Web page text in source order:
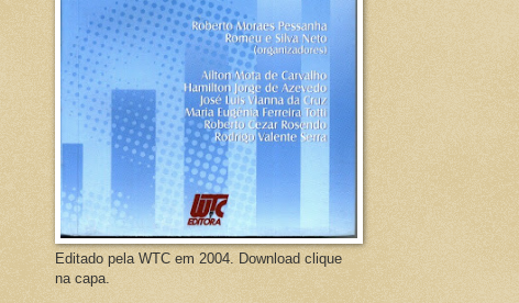
Editado pela WTC em 2004. Download clique
na capa.